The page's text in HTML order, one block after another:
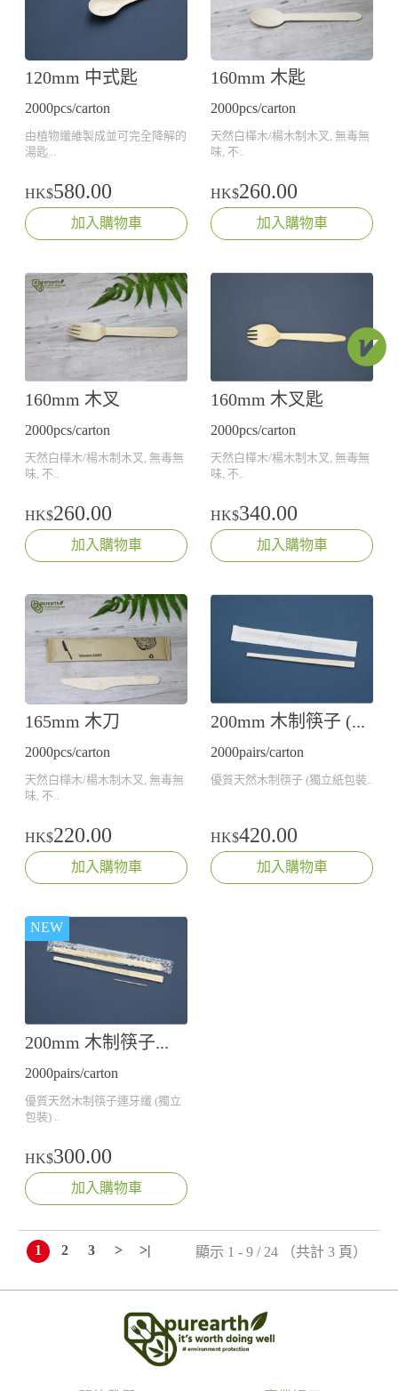
120mm 中式匙
2000pcs/carton
由植物纖維製成並可完全降解的
湯匙 ..
HK$580.00
加入購物車
160mm 木匙
2000pcs/carton
天然白樺木/楊木制木叉, 無毒無
味, 不..
HK$260.00
加入購物車
160mm 木叉
2000pcs/carton
天然白樺木/楊木制木叉, 無毒無
味, 不..
HK$260.00
加入購物車
160mm 木叉匙
2000pcs/carton
天然白樺木/楊木制木叉, 無毒無
味, 不..
HK$340.00
加入購物車
165mm 木刀
2000pcs/carton
天然白樺木/楊木制木叉, 無毒無
味, 不..
HK$220.00
加入購物車
200mm 木制筷子 (獨立紙包裝)
2000pairs/carton
優質天然木制筷子 (獨立紙包裝..
HK$420.00
加入購物車
NEW
200mm 木制筷子連牙纖 (獨立包裝)
2000pairs/carton
優質天然木制筷子連牙纖 (獨立
包裝) ..
HK$300.00
加入購物車
1 2 3 > >| 顯示 1 - 9 / 24 （共計 3 頁）